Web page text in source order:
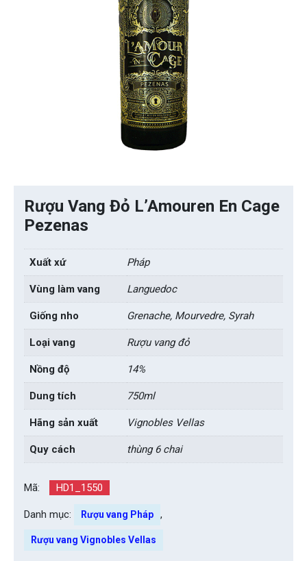
Rượu Vang Đỏ L’Amouren En Cage
Pezenas
Xuất xứ Pháp
Vùng làm vang Languedoc
Giống nho Grenache, Mourvedre, Syrah
Loại vang Rượu vang đỏ
Nồng độ 14%
Dung tích 750ml
Hãng sản xuất Vignobles Vellas
Quy cách thùng 6 chai
Mã: HD1_1550
Danh mục: Rượu vang Pháp ,
Rượu vang Vignobles Vellas